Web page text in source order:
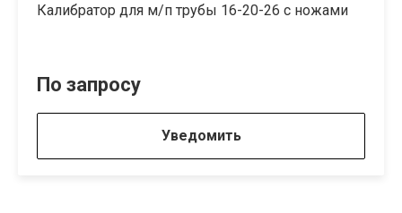
Калибратор для м/п трубы 16-20-26 с ножами
По запросу
Уведомить